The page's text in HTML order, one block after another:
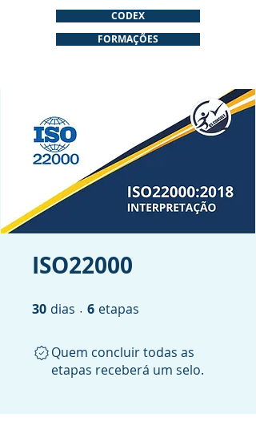
CODEX
FORMAÇÕES
ISO22000
30 dias 30 dias
6 etapas
Quem concluir todas as
etapas receberá um selo.